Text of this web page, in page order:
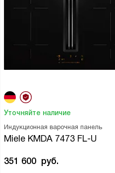
Индукционная варочная панель
Miele KMDA 7473 FL-U
Уточняйте наличие
351 600 руб.